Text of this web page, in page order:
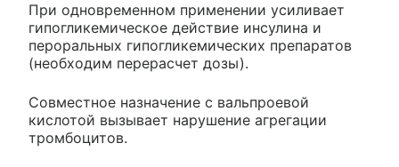
При одновременном применении усиливает
гипогликемическое действие инсулина и
пероральных гипогликемических препаратов
(необходим перерасчет дозы).
Совместное назначение с вальпроевой
кислотой вызывает нарушение агрегации
тромбоцитов.